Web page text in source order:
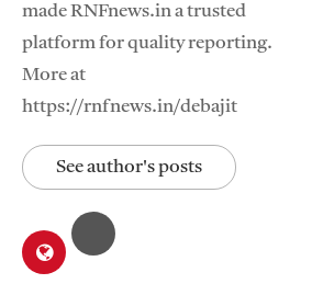
made RNFnews.in a trusted
platform for quality reporting.
More at
https://rnfnews.in/debajit
See author's posts